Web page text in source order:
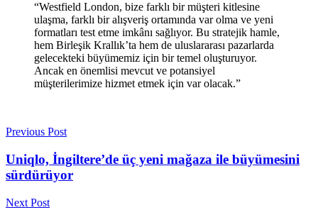
“Westfield London, bize farklı bir müşteri kitlesine
ulaşma, farklı bir alışveriş ortamında var olma ve yeni
formatları test etme imkânı sağlıyor. Bu stratejik hamle,
hem Birleşik Krallık’ta hem de uluslararası pazarlarda
gelecekteki büyümemiz için bir temel oluşturuyor.
Ancak en önemlisi mevcut ve potansiyel
müşterilerimize hizmet etmek için var olacak.”
Previous Post
Uniqlo, İngiltere’de üç yeni mağaza ile büyümesini
sürdürüyor
Next Post